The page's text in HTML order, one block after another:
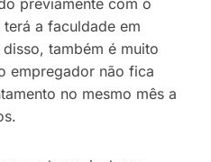
previamente com o
a faculdade em
também é muito
empregador não fica
no mesmo mês a